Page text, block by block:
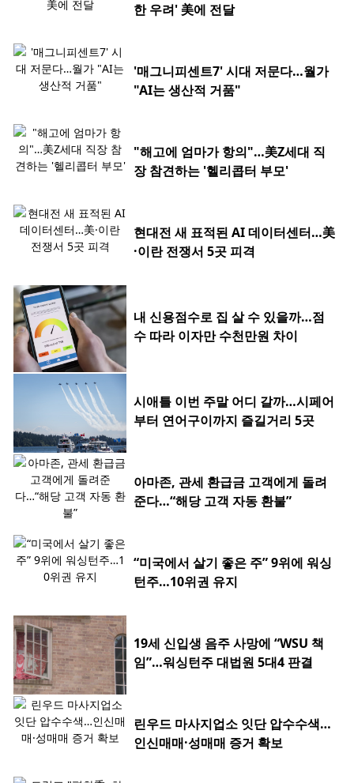
한 우려' 美에 전달
'매그니피센트7' 시대 저문다…월가
"AI는 생산적 거품"
"해고에 엄마가 항의"…美Z세대 직
장 참견하는 '헬리콥터 부모'
현대전 새 표적된 AI 데이터센터…美
·이란 전쟁서 5곳 피격
내 신용점수로 집 살 수 있을까…점
수 따라 이자만 수천만원 차이
시애틀 이번 주말 어디 갈까…시페어
부터 연어구이까지 즐길거리 5곳
아마존, 관세 환급금 고객에게 돌려
준다…“해당 고객 자동 환불”
“미국에서 살기 좋은 주” 9위에 워싱
턴주…10위권 유지
19세 신입생 음주 사망에 “WSU 책
임”…워싱턴주 대법원 5대4 판결
린우드 마사지업소 잇단 압수수색…
인신매매·성매매 증거 확보